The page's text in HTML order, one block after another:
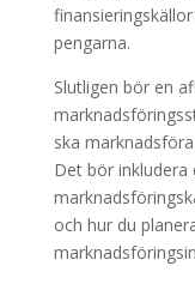
pengarna.
Slutligen bör en
ska
Det bör inkludera
och hur du